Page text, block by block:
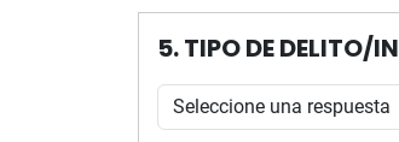
5. TIPO DE DELITO/